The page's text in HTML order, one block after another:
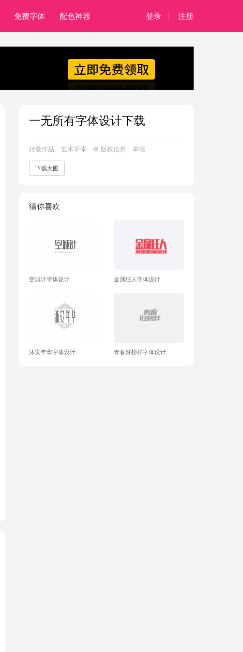
免费字体 配色神器 登录 注册
一无所有字体设计下载
转载作品 艺术字体 © 版权信息 举报
下载大图
猜你喜欢
空城计字体设计 金属狂人字体设计
沐安年华字体设计 青春好榜样字体设计